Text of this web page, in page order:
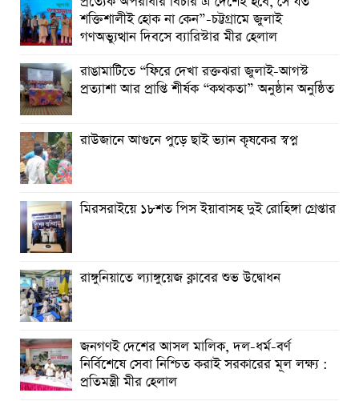
শক্তিশালীই হোক না কেন”-চট্টগ্রামে জুলাই
গণঅভ্যুত্থান দিবসে ব্যারিস্টার মীর হেলাল
রাঙামাটিতে “ফিরে দেখা রক্তঝরা জুলাই-আগস্ট
প্রত্যাশা আর প্রাপ্তি শীর্ষক “কথকতা” অনুষ্ঠান অনুষ্ঠিত
রাউজানে আগুনে পুড়ে ছাই ভ্যান কৃষকের স্বপ্ন
মিরসরাইয়ে ১৮শত পিস ইয়াবাসহ দুই রোহিঙ্গা গ্রেপ্তার
রাঙ্গুনিয়াতে ল্যাঙ্গুয়েজ ক্লাবের শুভ উদ্বোধন
জনগণই দেশের আসল মালিক, দল-ধর্ম-বর্ণ
নির্বিশেষে সেবা নিশ্চিত করাই সরকারের মূল লক্ষ্য :
প্রতিমন্ত্রী মীর হেলাল